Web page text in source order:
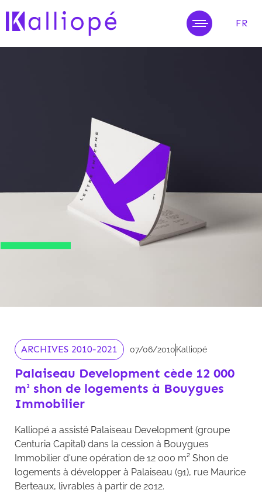
FR
ARCHIVES 2010-2021 07/06/2010 Kalliopé
Palaiseau Development cède 12 000
m² shon de logements à Bouygues
Immobilier
Kalliopé a assisté Palaiseau Development (groupe
Centuria Capital) dans la cession à Bouygues
Immobilier d'une opération de 12 000 m² Shon de
logements à développer à Palaiseau (91), rue Maurice
Berteaux, livrables à partir de 2012.